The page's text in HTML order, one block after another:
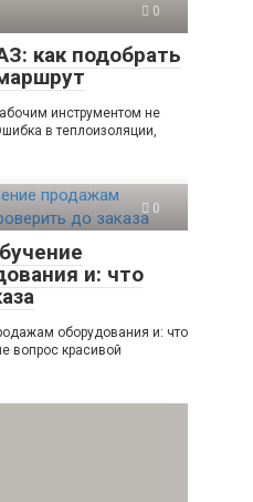
0
как подобрать
инструментом не
в теплоизоляции,
0
и: что
оборудования и: что
вопрос красивой